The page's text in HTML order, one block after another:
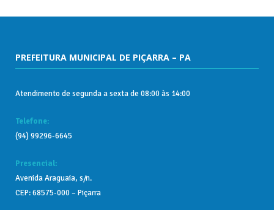
PREFEITURA MUNICIPAL DE PIÇARRA – PA
Atendimento de segunda a sexta de 08:00 às 14:00
Telefone:
(94) 99296-6645
Presencial:
Avenida Araguaia, s/n.
CEP: 68575-000 – Piçarra